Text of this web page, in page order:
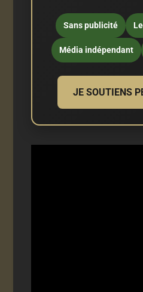
Sans publicité
Média indépendant
JE SOUTIENS